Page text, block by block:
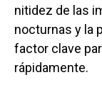
nitidez de las
nocturnas y la
factor clave
rápidamente.